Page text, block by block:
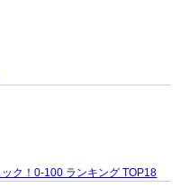
ク！0-100 ランキング TOP18